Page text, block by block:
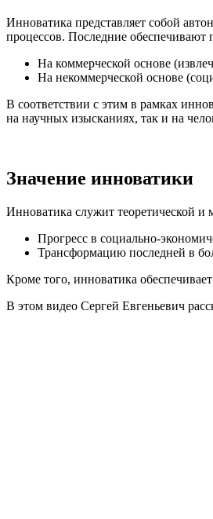
Инноватика представляет собой
процессов. Последние
На коммерческой основе
На некоммерческой основе
В соответствии с этим в рамках
на научных изысканиях, так и на
Значение инноватики
Инноватика служит теоретической и
Прогресс в социально-
Трансформацию последней в
Кроме того, инноватика
В этом видео Сергей Евгеньевич